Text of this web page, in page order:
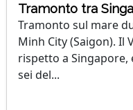
Tramonto tra
Tramonto sul mare
Minh City (Saigon). Il
rispetto a Singapore,
sei del...